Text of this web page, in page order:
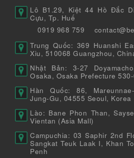
Lô B1.29, Kiệt 44 Hồ Đắc
Cựu, Tp. Huế
0919 968 759
Trung Quốc: 369 Huanshi
Xiu, 510068 Guangzhou,
Nhật Bản: 3-27
Osaka, Osaka Prefecture
Hàn Quốc: 86,
Jung-Gu, 04555 Seoul, Korea
Lào: Bane Phon Than,
Vientan (Asia Mall)
Campuchia: 03 Saphir 2nd
Sangkat Teuk Laak I, Khan
Penh